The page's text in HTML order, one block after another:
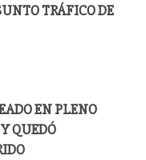
TRÁFICO DE
EN PLENO
QUEDÓ